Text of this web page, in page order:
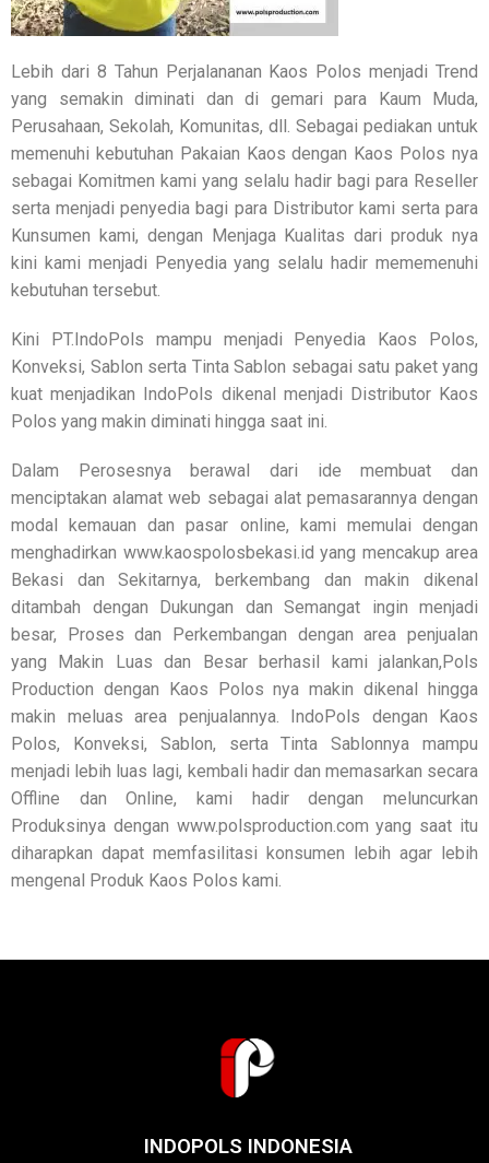
Lebih dari 8 Tahun Perjalananan Kaos Polos menjadi Trend
yang semakin diminati dan di gemari para Kaum Muda,
Perusahaan, Sekolah, Komunitas, dll. Sebagai pediakan untuk
memenuhi kebutuhan Pakaian Kaos dengan Kaos Polos nya
sebagai Komitmen kami yang selalu hadir bagi para Reseller
serta menjadi penyedia bagi para Distributor kami serta para
Kunsumen kami, dengan Menjaga Kualitas dari produk nya
kini kami menjadi Penyedia yang selalu hadir mememenuhi
kebutuhan tersebut.
Kini PT.IndoPols mampu menjadi Penyedia Kaos Polos,
Konveksi, Sablon serta Tinta Sablon sebagai satu paket yang
kuat menjadikan IndoPols dikenal menjadi Distributor Kaos
Polos yang makin diminati hingga saat ini.
Dalam Perosesnya berawal dari ide membuat dan
menciptakan alamat web sebagai alat pemasarannya dengan
modal kemauan dan pasar online, kami memulai dengan
menghadirkan www.kaospolosbekasi.id yang mencakup area
Bekasi dan Sekitarnya, berkembang dan makin dikenal
ditambah dengan Dukungan dan Semangat ingin menjadi
besar, Proses dan Perkembangan dengan area penjualan
yang Makin Luas dan Besar berhasil kami jalankan,Pols
Production dengan Kaos Polos nya makin dikenal hingga
makin meluas area penjualannya. IndoPols dengan Kaos
Polos, Konveksi, Sablon, serta Tinta Sablonnya mampu
menjadi lebih luas lagi, kembali hadir dan memasarkan secara
Offline dan Online, kami hadir dengan meluncurkan
Produksinya dengan www.polsproduction.com yang saat itu
diharapkan dapat memfasilitasi konsumen lebih agar lebih
mengenal Produk Kaos Polos kami.
INDOPOLS INDONESIA